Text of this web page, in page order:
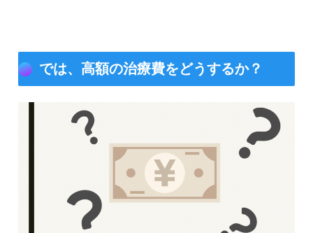
では、高額の治療費をどうするか？